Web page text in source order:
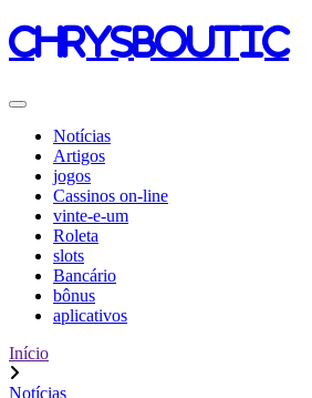
chrysboutic
Notícias
Artigos
jogos
Cassinos on-line
vinte-e-um
Roleta
slots
Bancário
bônus
aplicativos
Início
Notícias